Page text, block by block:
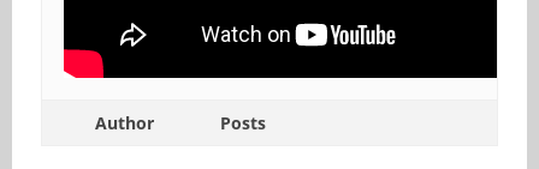
Author Posts